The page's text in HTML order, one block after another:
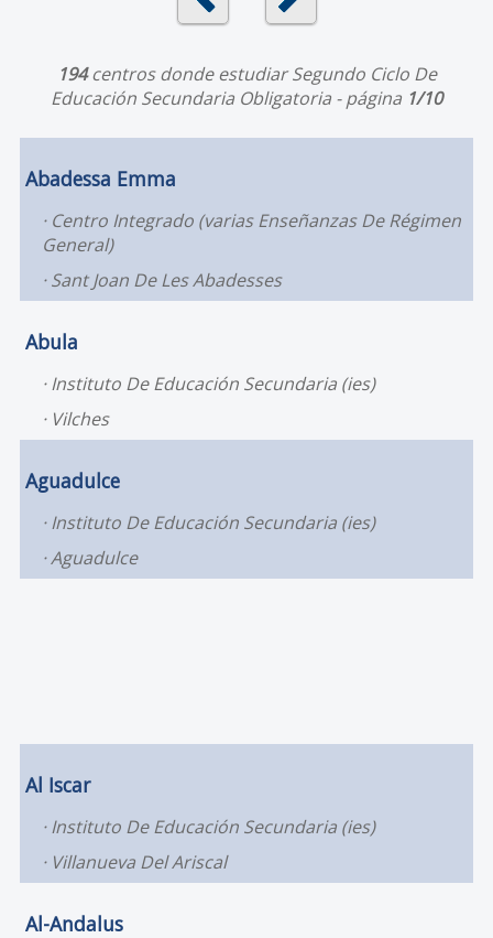
194centros donde estudiar Segundo Ciclo De
Educación Secundaria Obligatoria - página 1/10
Abadessa Emma
Centro Integrado (varias Enseñanzas De Régimen
General)
Sant Joan De Les Abadesses
Abula
Instituto De Educación Secundaria (ies)
Vilches
Aguadulce
Instituto De Educación Secundaria (ies)
Aguadulce
Al Iscar
Instituto De Educación Secundaria (ies)
Villanueva Del Ariscal
Al-Andalus